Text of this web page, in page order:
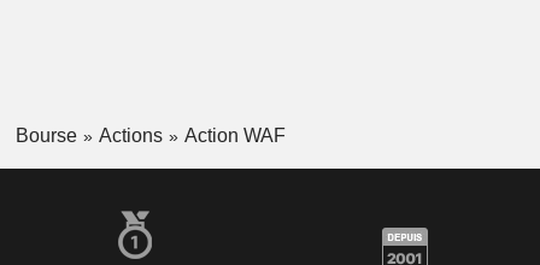
Bourse Actions Action WAF